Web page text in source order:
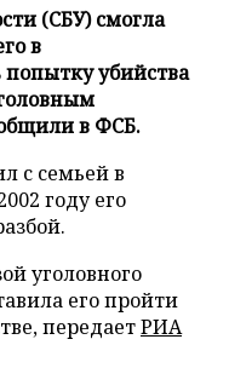
(СБУ) смогла
в
убийства
в ФСБ.
с семьей в
году его
уголовного
его пройти
передаетРИА